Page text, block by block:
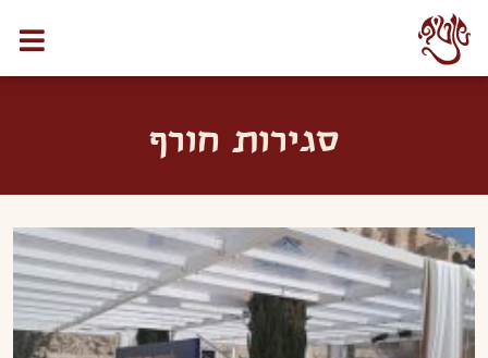
לתוכן
סגירות חורף